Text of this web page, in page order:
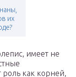
их
имеет не
как корней,